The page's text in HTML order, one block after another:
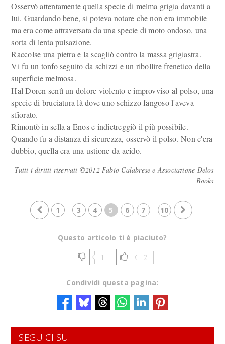
Osservò attentamente quella specie di melma grigia davanti a
lui. Guardando bene, si poteva notare che non era immobile
ma era come attraversata da una specie di moto ondoso, una
sorta di lenta pulsazione.
Raccolse una pietra e la scagliò contro la massa grigiastra.
Vi fu un tonfo seguito da schizzi e un ribollire frenetico della
superficie melmosa.
Hal Doren sentì un dolore violento e improvviso al polso, una
specie di bruciatura là dove uno schizzo fangoso l'aveva
sfiorato.
Rimontò in sella a Enos e indietreggiò il più possibile.
Quando fu a distanza di sicurezza, osservò il polso. Non c'era
dubbio, quella era una ustione da acido.
Tutti i diritti riservati ©2012 Fabio Calabrese e Associazione Delos
Books
1 3 4 5 6 7 10
Questo articolo ti è piaciuto?
1 2
Condividi questa pagina:
SEGUICI SU